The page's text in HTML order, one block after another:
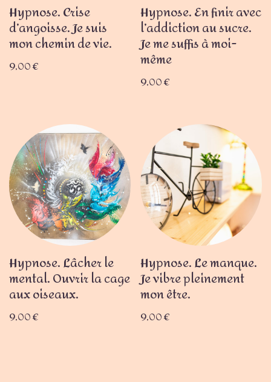
Hypnose. Crise
d’angoisse. Je suis
mon chemin de vie.
9,00€
Hypnose. En finir avec
l’addiction au sucre.
Je me suffis à moi-
même
9,00€
Hypnose. Lâcher le
mental. Ouvrir la cage
aux oiseaux.
9,00€
Hypnose. Le manque.
Je vibre pleinement
mon être.
9,00€